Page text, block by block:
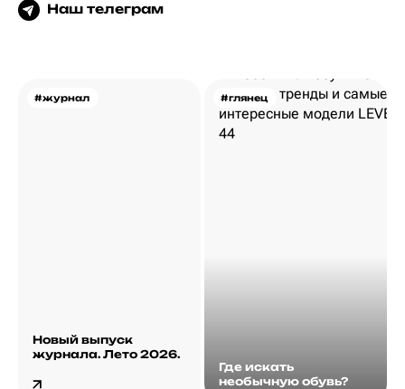
Наш телеграм
#журнал
Новый выпуск
журнала. Лето 2026.
#глянец
Где искать
необычную обувь?